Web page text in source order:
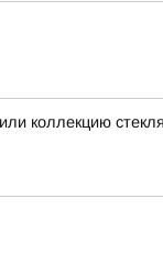
коллекцию